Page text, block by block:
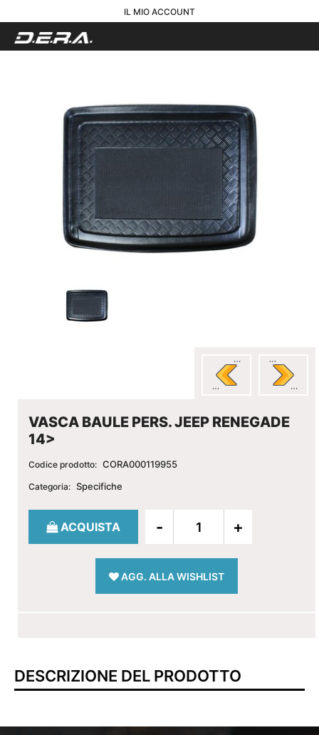
IL MIO ACCOUNT
VASCA BAULE PERS. JEEP RENEGADE
14>
Codice prodotto: CORA000119955
Categoria: Specifiche
Quantità
ACQUISTA
AGG. ALLA WISHLIST
DESCRIZIONE DEL PRODOTTO